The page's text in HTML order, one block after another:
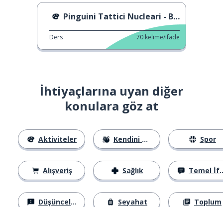
Pinguini Tattici Nucleari - Bohémien
Ders 70 kelime/ifade
İhtiyaçlarına uyan diğer
konulara göz at
Aktiviteler
Alışveriş
Düşünceler
Kendini Tanıtma
Sağlık
Seyahat
Spor
Temel İfadeler
Toplum